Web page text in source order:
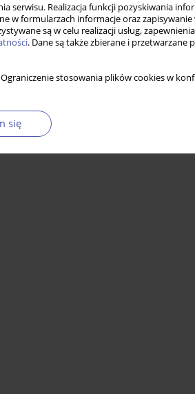
serwisu. Realizacja funkcji pozyskiwania
w formularzach informacje oraz
są w celu realizacji usług,
. Dane są także zbierane i przetwarzane
stosowania plików cookies w
się